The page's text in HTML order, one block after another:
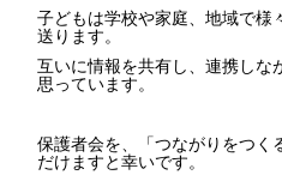
子どもは学校や家庭、地域で様
送ります。
互いに情報を共有し、連携しな
思っています。
保護者会を、「つながりをつく
だけますと幸いです。